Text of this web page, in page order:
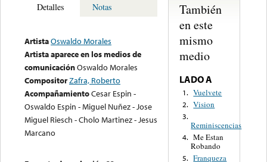
Detalles Notas
ArtistaOswaldo Morales
Artista aparece en los medios de
comunicaciónOswaldo Morales
CompositorZafra, Roberto
AcompañamientoCesar Espin -
Oswaldo Espin - Miguel Nuñez - Jose
Miguel Riesch - Cholo Martinez - Jesus
Marcano
También
en este
mismo
medio
LADO A
1. Vuelvete
2. Vision
3.
Reminiscencias
4. Me Estan
Robando
5. Franqueza